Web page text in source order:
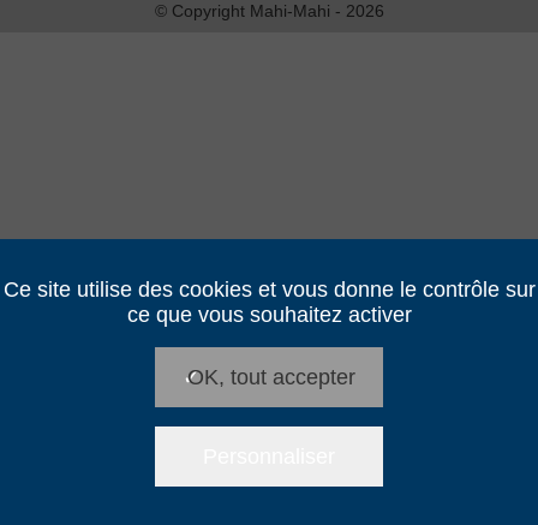
© Copyright Mahi-Mahi - 2026
Ce site utilise des cookies et vous donne le contrôle sur
ce que vous souhaitez activer
✓
OK, tout accepter